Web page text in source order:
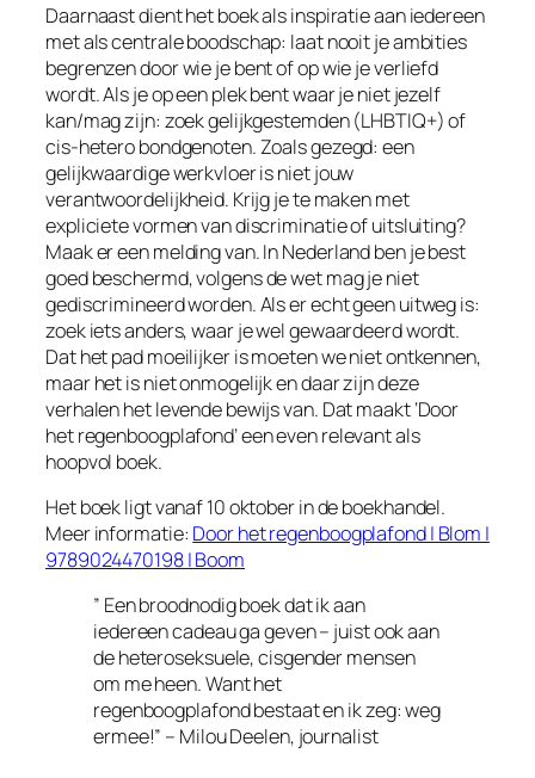
Daarnaast dient het boek als inspiratie aan iedereen
met als centrale boodschap: laat nooit je ambities
begrenzen door wie je bent of op wie je verliefd
wordt. Als je op een plek bent waar je niet jezelf
kan/mag zijn: zoek gelijkgestemden (LHBTIQ+) of
cis-hetero bondgenoten. Zoals gezegd: een
gelijkwaardige werkvloer is nietjouw
verantwoordelijkheid. Krijg je te maken met
expliciete vormen van discriminatie of uitsluiting?
Maak er een melding van. In Nederland ben je best
goed beschermd, volgens de wet mag je niet
gediscrimineerd worden. Als er echt geen uitweg is:
zoek iets anders, waar je wel gewaardeerd wordt.
Dat het pad moeilijker is moeten we niet ontkennen,
maar het is niet onmogelijk en daar zijn deze
verhalen het levende bewijs van. Dat maakt ‘Door
het regenboogplafond’ een even relevant als
hoopvol boek.
Het boek ligt vanaf 10 oktober in de boekhandel.
Meer informatie: Door het regenboogplafond | Blom |
9789024470198 | Boom
” Een broodnodig boek dat ik aan
iedereen cadeau ga geven – juist ook aan
de heteroseksuele, cisgender mensen
om me heen. Want het
regenboogplafond bestaat en ik zeg: weg
ermee!” – Milou Deelen, journalist